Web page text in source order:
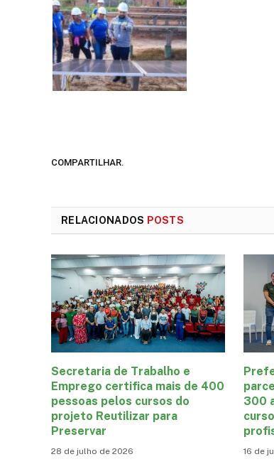
COMPARTILHAR.
RELACIONADOS POSTS
Secretaria de Trabalho e
Emprego certifica mais de 400
pessoas pelos cursos do
projeto Reutilizar para
Preservar
28 de julho de 2026
300
16 de